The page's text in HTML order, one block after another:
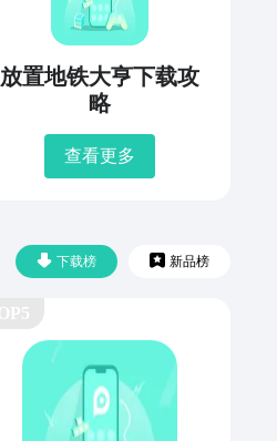
放置地铁大亨下载攻
略
查看更多
下载榜 新品榜